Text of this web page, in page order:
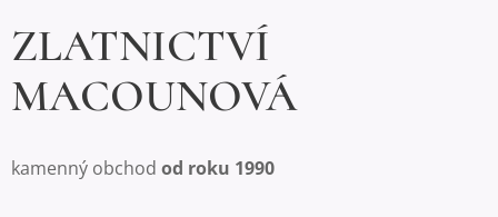
ZLATNICTVÍ
MACOUNOVÁ
kamenný obchod od roku 1990